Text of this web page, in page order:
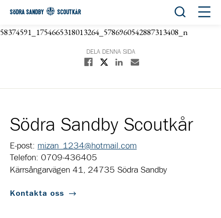
SÖDRA SANDBY SCOUTKÅR Öppna
58374591_1754665318013264_5786960542887313408_n
DELA DENNA SIDA
Dela på Facebook
Dela på XDela på Linkedin
Dela med E-post
Södra Sandby Scoutkår
E-post: mizan_1234@hotmail.com
Telefon: 0709-436405
Kärrsångarvägen 41, 24735 Södra Sandby
Kontakta oss